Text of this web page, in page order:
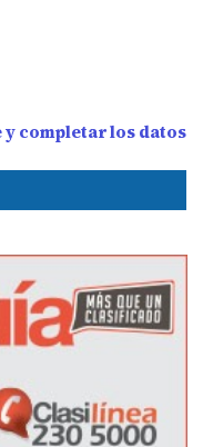
completar los datos